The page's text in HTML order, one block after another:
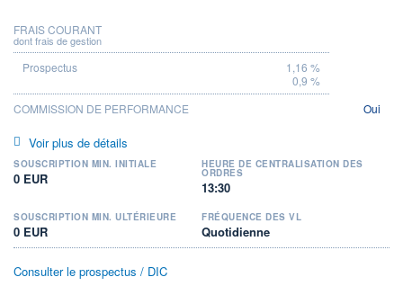
FRAIS COURANT
dont frais de gestion
1,16 %
0,9 %
COMMISSION DE PERFORMANCE
Oui
Voir plus de détails
SOUSCRIPTION MIN. INITIALE
0 EUR
HEURE DE CENTRALISATION DES
ORDRES
13:30
SOUSCRIPTION MIN. ULTÉRIEURE
0 EUR
FRÉQUENCE DES VL
Quotidienne
Consulter le prospectus / DIC